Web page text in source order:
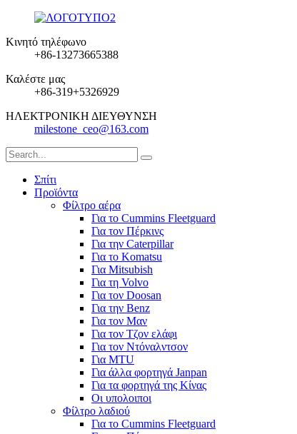
Κινητό τηλέφωνο
+86-13273665388
Καλέστε μας
+86-319+5326929
ΗΛΕΚΤΡΟΝΙΚΗ ΔΙΕΥΘΥΝΣΗ
milestone_ceo@163.com
Σπίτι
Προϊόντα
Φίλτρο αέρα
Για το Cummins Fleetguard
Για τον Πέρκινς
Για την Caterpillar
Για το Komatsu
Για Mitsubish
Για τη Volvo
Για τον Doosan
Για την Benz
Για τον Μαν
Για τον Τζον ελάφι
Για τον Ντόναλντσον
Για MTU
Για άλλα φορτηγά Janpan
Για τα φορτηγά της Κίνας
Οι υπολοιποι
Φίλτρο λαδιού
Για το Cummins Fleetguard